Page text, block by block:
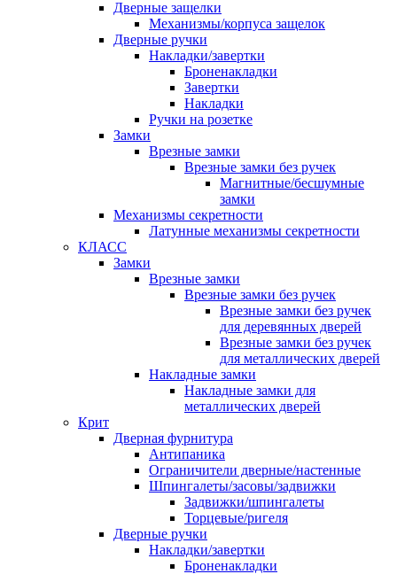
Дверные защелки
Механизмы/корпуса защелок
Дверные ручки
Накладки/завертки
Броненакладки
Завертки
Накладки
Ручки на розетке
Замки
Врезные замки
Врезные замки без ручек
Магнитные/бесшумные
замки
Механизмы секретности
Латунные механизмы секретности
КЛАСС
Замки
Врезные замки
Врезные замки без ручек
Врезные замки без ручек
для деревянных дверей
Врезные замки без ручек
для металлических дверей
Накладные замки
Накладные замки для
металлических дверей
Крит
Дверная фурнитура
Антипаника
Ограничители дверные/настенные
Шпингалеты/засовы/задвижки
Задвижки/шпингалеты
Торцевые/ригеля
Дверные ручки
Накладки/завертки
Броненакладки